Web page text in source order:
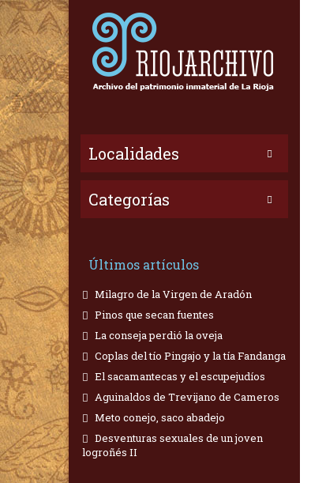
Localidades
Categorías
Últimos artículos
Milagro de la Virgen de Aradón
Pinos que secan fuentes
La conseja perdió la oveja
Coplas del tío Pingajo y la tía Fandanga
El sacamantecas y el escupejudíos
Aguinaldos de Trevijano de Cameros
Meto conejo, saco abadejo
Desventuras sexuales de un joven
logroñés II